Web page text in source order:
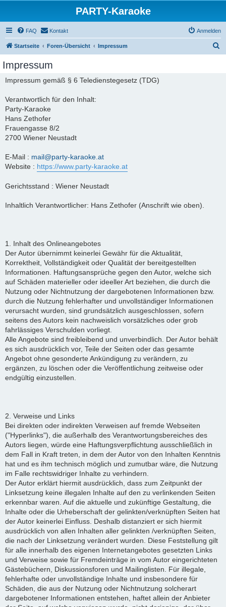
PARTY-Karaoke
FAQ Kontakt Anmelden
Startseite Foren-Übersicht Impressum
Impressum
Impressum gemäß § 6 Teledienstegesetz (TDG)
Verantwortlich für den Inhalt:
Party-Karaoke
Hans Zethofer
Frauengasse 8/2
2700 Wiener Neustadt
E-Mail : mail@party-karaoke.at
Website : https://www.party-karaoke.at
Gerichtsstand : Wiener Neustadt
Inhaltlich Verantwortlicher: Hans Zethofer (Anschrift wie oben).
1. Inhalt des Onlineangebotes
Der Autor übernimmt keinerlei Gewähr für die Aktualität,
Korrektheit, Vollständigkeit oder Qualität der bereitgestellten
Informationen. Haftungsansprüche gegen den Autor, welche sich
auf Schäden materieller oder ideeller Art beziehen, die durch die
Nutzung oder Nichtnutzung der dargebotenen Informationen bzw.
durch die Nutzung fehlerhafter und unvollständiger Informationen
verursacht wurden, sind grundsätzlich ausgeschlossen, sofern
seitens des Autors kein nachweislich vorsätzliches oder grob
fahrlässiges Verschulden vorliegt.
Alle Angebote sind freibleibend und unverbindlich. Der Autor behält
es sich ausdrücklich vor, Teile der Seiten oder das gesamte
Angebot ohne gesonderte Ankündigung zu verändern, zu
ergänzen, zu löschen oder die Veröffentlichung zeitweise oder
endgültig einzustellen.
2. Verweise und Links
Bei direkten oder indirekten Verweisen auf fremde Webseiten
("Hyperlinks"), die außerhalb des Verantwortungsbereiches des
Autors liegen, würde eine Haftungsverpflichtung ausschließlich in
dem Fall in Kraft treten, in dem der Autor von den Inhalten Kenntnis
hat und es ihm technisch möglich und zumutbar wäre, die Nutzung
im Falle rechtswidriger Inhalte zu verhindern.
Der Autor erklärt hiermit ausdrücklich, dass zum Zeitpunkt der
Linksetzung keine illegalen Inhalte auf den zu verlinkenden Seiten
erkennbar waren. Auf die aktuelle und zukünftige Gestaltung, die
Inhalte oder die Urheberschaft der gelinkten/verknüpften Seiten hat
der Autor keinerlei Einfluss. Deshalb distanziert er sich hiermit
ausdrücklich von allen Inhalten aller gelinkten /verknüpften Seiten,
die nach der Linksetzung verändert wurden. Diese Feststellung gilt
für alle innerhalb des eigenen Internetangebotes gesetzten Links
und Verweise sowie für Fremdeinträge in vom Autor eingerichteten
Gästebüchern, Diskussionsforen und Mailinglisten. Für illegale,
fehlerhafte oder unvollständige Inhalte und insbesondere für
Schäden, die aus der Nutzung oder Nichtnutzung solcherart
dargebotener Informationen entstehen, haftet allein der Anbieter